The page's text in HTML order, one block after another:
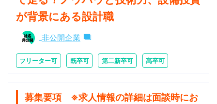
が背景にある設計職
非公開企業
フリーター可 既卒可 第二新卒可 高卒可
募集要項 ※求人情報の詳細は面談時にお